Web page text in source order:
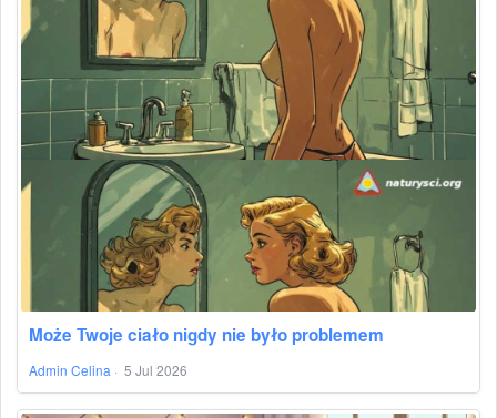
Może Twoje ciało nigdy nie było problemem
Admin Celina · 5 Jul 2026